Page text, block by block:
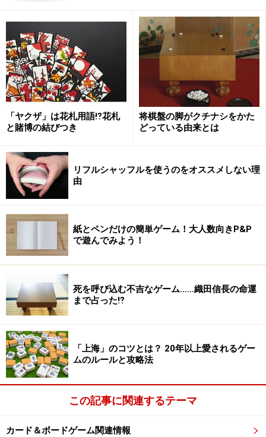
「ヤクザ」は花札用語⁉花札
と賭博の結びつき
将棋盤の脚がクチナシをかた
どっている由来とは
リフルシャッフルを使うのをオススメしない理
由
紙とペンだけの簡単ゲーム！大人数向きP&P
で遊んでみよう！
死を呼び込む不吉なゲーム……織田信長の命運
まで占った⁉︎
「上海」のコツとは？ 20年以上愛されるゲー
ムのルールと攻略法
この記事に関連するテーマ
カード＆ボードゲーム関連情報